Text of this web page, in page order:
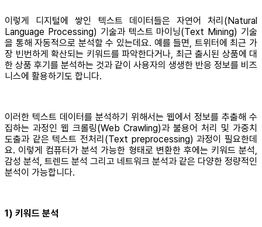
이렇게 디지털에 쌓인 텍스트 데이터들은 자연어 처리(Natural
Language Processing) 기술과 텍스트 마이닝(Text Mining) 기술
을 통해 자동적으로 분석할 수 있는데요. 예를 들면, 트위터에 최근 가
장 빈번하게 확산되는 키워드를 파악한다거나, 최근 출시된 상품에 대
한 상품 후기를 분석하는 것과 같이 사용자의 생생한 반응 정보를 비즈
니스에 활용하기도 합니다.
이러한 텍스트 데이터를 분석하기 위해서는 웹에서 정보를 추출해 수
집하는 과정인 웹 크롤링(Web Crawling)과 불용어 처리 및 가중치
도출과 같은 텍스트 전처리(Text preprocessing) 과정이 필요한데
요. 이렇게 컴퓨터가 분석 가능한 형태로 변환한 후에는 키워드 분석,
감성 분석, 트렌드 분석 그리고 네트워크 분석과 같은 다양한 정량적인
분석이 가능합니다.
1) 키워드 분석